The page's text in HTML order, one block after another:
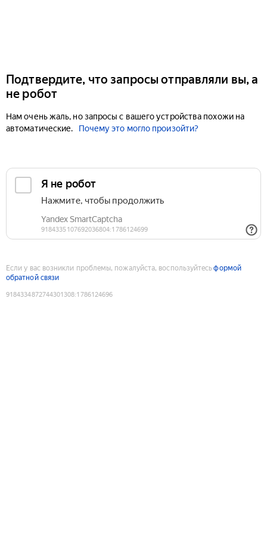
Подтвердите, что запросы отправляли вы, а
не робот
Нам очень жаль, но запросы с вашего устройства похожи на
автоматические.
Почему это могло произойти?
Если у вас возникли проблемы, пожалуйста, воспользуйтесьформой
обратной связи
9184334872744301308:1786124696